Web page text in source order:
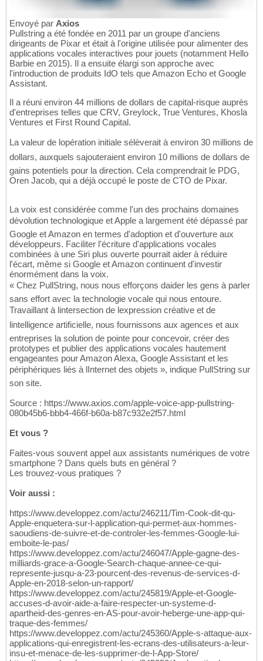
Envoyé par Axios
Pullstring a été fondée en 2011 par un groupe d'anciens
dirigeants de Pixar et était à l'origine utilisée pour alimenter des
applications vocales interactives pour jouets (notamment Hello
Barbie en 2015). Il a ensuite élargi son approche avec
l'introduction de produits IdO tels que Amazon Echo et Google
Assistant.
Il a réuni environ 44 millions de dollars de capital-risque auprès
d'entreprises telles que CRV, Greylock, True Ventures, Khosla
Ventures et First Round Capital.
La valeur de lopération initiale sélèverait à environ 30 millions de
dollars, auxquels sajouteraient environ 10 millions de dollars de
gains potentiels pour la direction. Cela comprendrait le PDG,
Oren Jacob, qui a déjà occupé le poste de CTO de Pixar.
La voix est considérée comme l'un des prochains domaines
dévolution technologique et Apple a largement été dépassé par
Google et Amazon en termes d'adoption et d'ouverture aux
développeurs. Faciliter l'écriture d'applications vocales
combinées à une Siri plus ouverte pourrait aider à réduire
l'écart, même si Google et Amazon continuent d'investir
énormément dans la voix.
« Chez PullString, nous nous efforçons daider les gens à parler
sans effort avec la technologie vocale qui nous entoure.
Travaillant à lintersection de lexpression créative et de
lintelligence artificielle, nous fournissons aux agences et aux
entreprises la solution de pointe pour concevoir, créer des
prototypes et publier des applications vocales hautement
engageantes pour Amazon Alexa, Google Assistant et les
périphériques liés à lInternet des objets », indique PullString sur
son site.
Source : https://www.axios.com/apple-voice-app-pullstring-
080b45b6-bbb4-466f-b60a-b87c932e2f57.html
Et vous ?
Faites-vous souvent appel aux assistants numériques de votre
smartphone ? Dans quels buts en général ?
Les trouvez-vous pratiques ?
Voir aussi :
https://www.developpez.com/actu/246211/Tim-Cook-dit-qu-
Apple-enquetera-sur-l-application-qui-permet-aux-hommes-
saoudiens-de-suivre-et-de-controler-les-femmes-Google-lui-
emboite-le-pas/
https://www.developpez.com/actu/246047/Apple-gagne-des-
milliards-grace-a-Google-Search-chaque-annee-ce-qui-
represente-jusqu-a-23-pourcent-des-revenus-de-services-d-
Apple-en-2018-selon-un-rapport/
https://www.developpez.com/actu/245819/Apple-et-Google-
accuses-d-avoir-aide-a-faire-respecter-un-systeme-d-
apartheid-des-genres-en-AS-pour-avoir-heberge-une-app-qui-
traque-des-femmes/
https://www.developpez.com/actu/245360/Apple-s-attaque-aux-
applications-qui-enregistrent-les-ecrans-des-utilisateurs-a-leur-
insu-et-menace-de-les-supprimer-de-l-App-Store/